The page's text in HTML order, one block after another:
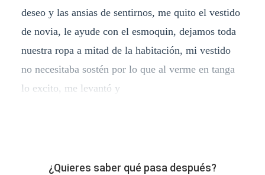
deseo y las ansias de sentirnos, me quito el vestido
de novia, le ayude con el esmoquin, dejamos toda
nuestra ropa a mitad de la habitación, mi vestido
no necesitaba sostén por lo que al verme en tanga
lo excito, me levantó y
¿Quieres saber qué pasa después?